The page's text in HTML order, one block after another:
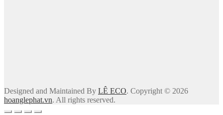
Designed and Maintained By LÊ ECO. Copyright © 2026
hoanglephat.vn. All rights reserved.